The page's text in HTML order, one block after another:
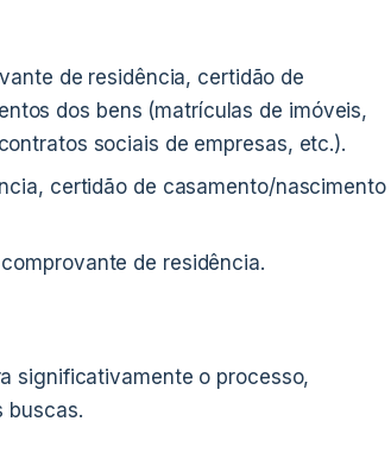
de residência, certidão de
dos bens (matrículas de imóveis,
sociais de empresas, etc.).
certidão de casamento/nascimento
de residência.
significativamente o processo,
buscas.